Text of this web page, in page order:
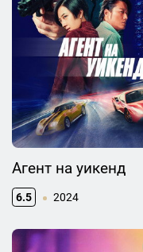
Агент на уикенд
6.5 2024